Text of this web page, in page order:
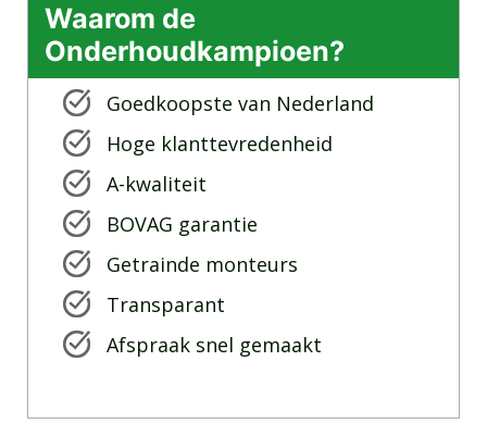
Waarom de
Onderhoudkampioen?
Goedkoopste van Nederland
Hoge klanttevredenheid
A-kwaliteit
BOVAG garantie
Getrainde monteurs
Transparant
Afspraak snel gemaakt